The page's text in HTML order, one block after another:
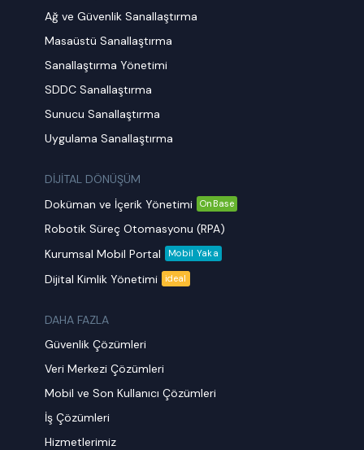
Ağ ve Güvenlik Sanallaştırma
Masaüstü Sanallaştırma
Sanallaştırma Yönetimi
SDDC Sanallaştırma
Sunucu Sanallaştırma
Uygulama Sanallaştırma
DİJİTAL DÖNÜŞÜM
Doküman ve İçerik Yönetimi
OnBase
Robotik Süreç Otomasyonu (RPA)
Kurumsal Mobil Portal
Mobil Yaka
Dijital Kimlik Yönetimi ideal
DAHA FAZLA
Güvenlik Çözümleri
Veri Merkezi Çözümleri
Mobil ve Son Kullanıcı Çözümleri
İş Çözümleri
Hizmetlerimiz